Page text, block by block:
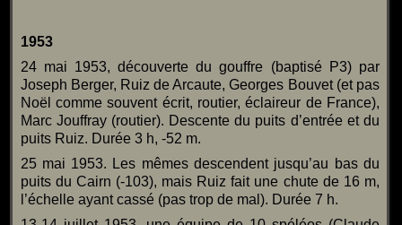
1953
24 mai 1953, découverte du gouffre (baptisé P3) par
Joseph Berger, Ruiz de Arcaute, Georges Bouvet (et pas
Noël comme souvent écrit, routier, éclaireur de France),
Marc Jouffray (routier). Descente du puits d’entrée et du
puits Ruiz. Durée 3 h, -52 m.
25 mai 1953. Les mêmes descendent jusqu’au bas du
puits du Cairn (-103), mais Ruiz fait une chute de 16 m,
l’échelle ayant cassé (pas trop de mal). Durée 7 h.